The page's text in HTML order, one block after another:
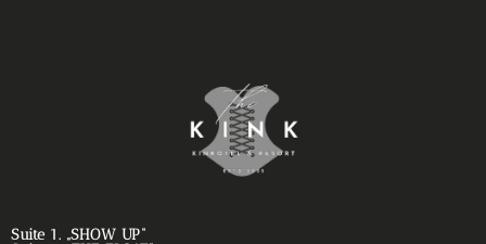
Suite 1. „SHOW UP“